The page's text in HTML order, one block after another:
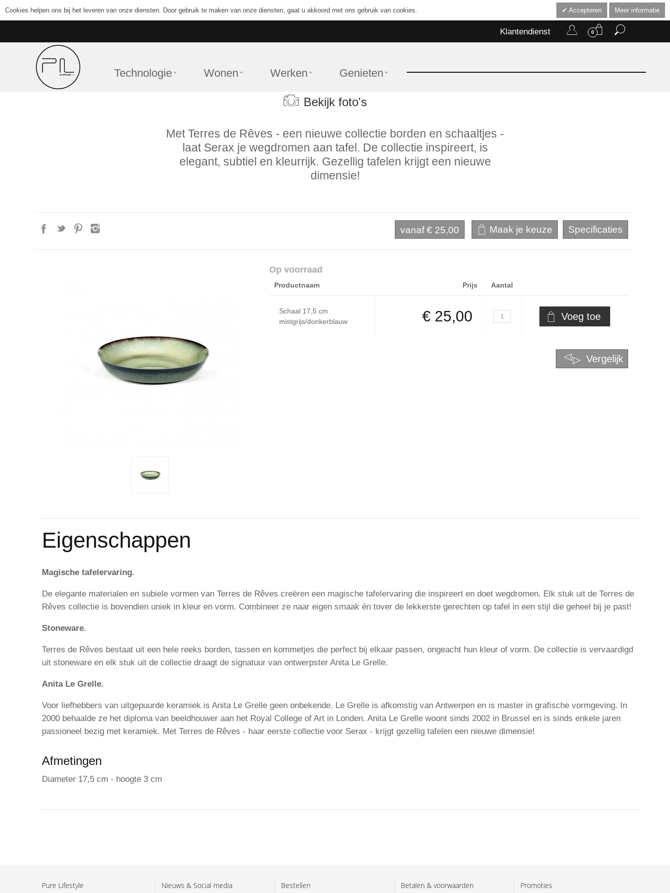
Cookies helpen ons bij het leveren van onze diensten. Door gebruik te maken van onze diensten, gaat u akkoord met ons gebruik van cookies. Accepteren Meer informatie
0
Klantendienst
Technologie Wonen Werken Genieten
Bekijk foto's
Met Terres de Rêves - een nieuwe collectie borden en schaaltjes -
laat Serax je wegdromen aan tafel. De collectie inspireert, is
elegant, subtiel en kleurrijk. Gezellig tafelen krijgt een nieuwe
dimensie!
vanaf€ 25,00
Op voorraad
Productnaam Prijs Aantal
Schaal 17,5 cm
mistgrijs/donkerblauw
€ 25,00 Voeg toe
Vergelijk
Eigenschappen
Magische tafelervaring.
De elegante materialen en subiele vormen van Terres de Rêves creëren een magische tafelervaring die inspireert en doet wegdromen. Elk stuk uit de Terres de
Rêves collectie is bovendien uniek in kleur en vorm. Combineer ze naar eigen smaak én tover de lekkerste gerechten op tafel in een stijl die geheel bij je past!
Stoneware.
Terres de Rêves bestaat uit een hele reeks borden, tassen en kommetjes die perfect bij elkaar passen, ongeacht hun kleur of vorm. De collectie is vervaardigd
uit stoneware en elk stuk uit de collectie draagt de signatuur van ontwerpster Anita Le Grelle.
Anita Le Grelle.
Voor liefhebbers van uitgepuurde keramiek is Anita Le Grelle geen onbekende. Le Grelle is afkomstig van Antwerpen en is master in grafische vormgeving. In
2000 behaalde ze het diploma van beeldhouwer aan het Royal College of Art in Londen. Anita Le Grelle woont sinds 2002 in Brussel en is sinds enkele jaren
passioneel bezig met keramiek. Met Terres de Rêves - haar eerste collectie voor Serax - krijgt gezellig tafelen een nieuwe dimensie!
Afmetingen
Diameter 17,5 cm - hoogte 3 cm
Pure Lifestyle Nieuws & Social media Bestellen Betalen & voorwaarden Promoties